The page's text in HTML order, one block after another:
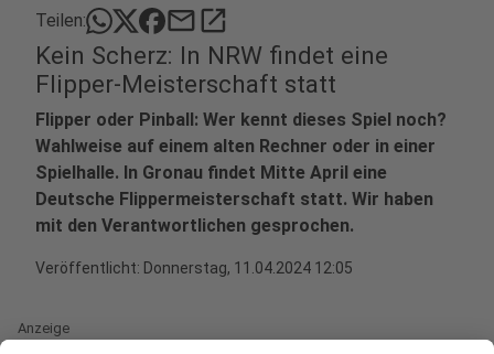
Teilen: mailopen_in_new
Kein Scherz: In NRW findet eine
Flipper-Meisterschaft statt
Flipper oder Pinball: Wer kennt dieses Spiel noch?
Wahlweise auf einem alten Rechner oder in einer
Spielhalle. In Gronau findet Mitte April eine
Deutsche Flippermeisterschaft statt. Wir haben
mit den Verantwortlichen gesprochen.
Veröffentlicht: Donnerstag, 11.04.2024 12:05
Anzeige